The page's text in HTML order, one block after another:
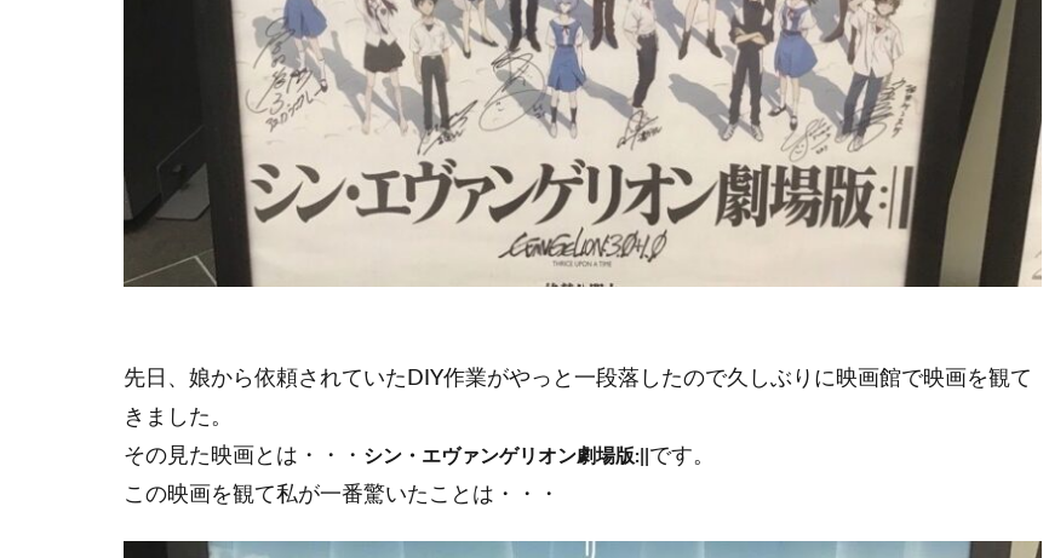
先日、娘から依頼されていたDIY作業がやっと一段落したので久しぶりに映画館で映画を観て
きました。
その見た映画とは・・・ シン・エヴァンゲリオン劇場版:|| です。
この映画を観て私が一番驚いたことは・・・